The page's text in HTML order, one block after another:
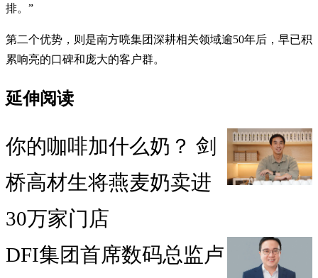
排。”
第二个优势，则是南方喨集团深耕相关领域逾50年后，早已积
累响亮的口碑和庞大的客户群。
延伸阅读
你的咖啡加什么奶？ 剑
桥高材生将燕麦奶卖进
30万家门店
DFI集团首席数码总监卢